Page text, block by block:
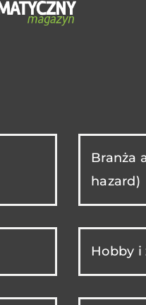
Branża
hazard)
Hobby i